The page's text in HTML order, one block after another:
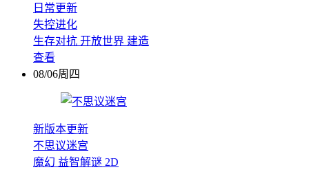
日常更新
失控进化
生存对抗 开放世界 建造
查看
08/06周四
新版本更新
不思议迷宫
魔幻 益智解谜 2D